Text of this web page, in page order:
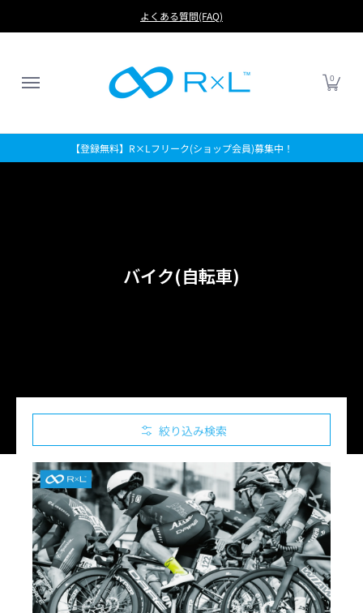
FOOTBALL LIFE
よくある質問(FAQ)
0
【登録無料】R×Lフリーク(ショップ会員)募集中！
バイク(自転車)
絞り込み検索